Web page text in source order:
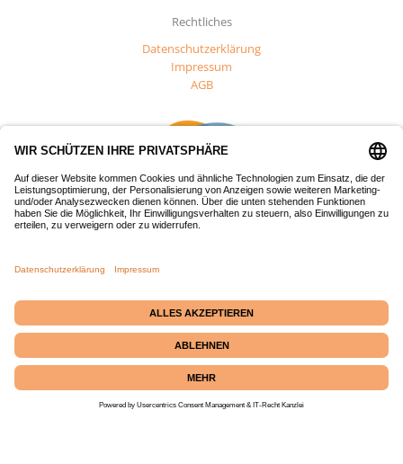
Rechtliches
Datenschutzerklärung
Impressum
AGB
regionale Entwicklung (EFRE) gefördert.
Passepartout-Werkstatt· Bäckerstraße 2 · 21379
Echem
☎ +49 (0) 4139 686 69|